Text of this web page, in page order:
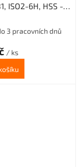
ISO2-6H, HSS -
/0300/
3 pracovních dnů
/ ks